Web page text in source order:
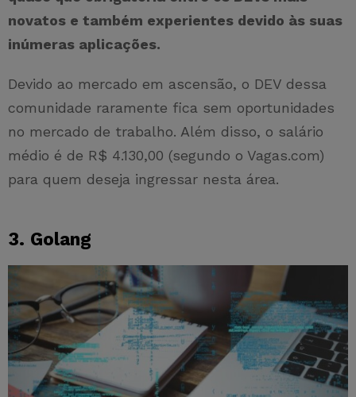
novatos e também experientes devido às suas
inúmeras aplicações.
Devido ao mercado em ascensão, o DEV dessa
comunidade raramente fica sem oportunidades
no mercado de trabalho. Além disso, o salário
médio é de R$ 4.130,00 (segundo o Vagas.com)
para quem deseja ingressar nesta área.
3. Golang